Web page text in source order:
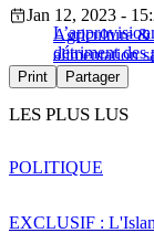
détriment des
Jan 12, 2023 -
Agriculture &
alimentation
Print Partager
LES PLUS LUS
EXCLUSIF :
POLITIQUE